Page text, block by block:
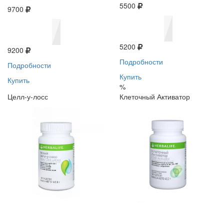
9700
9200
Подробности
Купить
5500
5200
Подробности
Купить
%
Целл-у-лосс
Клеточный Активатор